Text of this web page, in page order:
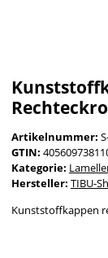
Artikelnummer:
GTIN:
Kategorie:
Hersteller: TIBU-
Kunststoffkappen